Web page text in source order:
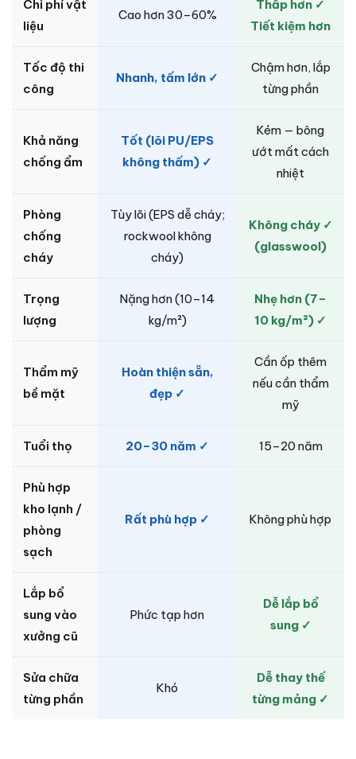
Chi phí vật
liệu
Cao hơn 30–60%
Thấp hơn ✓
Tiết kiệm hơn
Tốc độ thi
công
Nhanh, tấm lớn ✓
Chậm hơn, lắp
từng phần
Khả năng
chống ẩm
Tốt (lõi PU/EPS
không thấm) ✓
Kém — bông
ướt mất cách
nhiệt
Phòng
chống
cháy
Tùy lõi (EPS dễ cháy;
rockwool không
cháy)
Không cháy ✓
(glasswool)
Trọng
lượng
Nặng hơn (10–14
kg/m²)
Nhẹ hơn (7–
10 kg/m²) ✓
Thẩm mỹ
bề mặt
Hoàn thiện sẵn,
đẹp ✓
Cần ốp thêm
nếu cần thẩm
mỹ
Tuổi thọ 20–30 năm ✓ 15–20 năm
Phù hợp
kho lạnh /
phòng
sạch
Rất phù hợp ✓ Không phù hợp
Lắp bổ
sung vào
xưởng cũ
Phức tạp hơn
Dễ lắp bổ
sung ✓
Sửa chữa
từng phần
Khó
Dễ thay thế
từng mảng ✓